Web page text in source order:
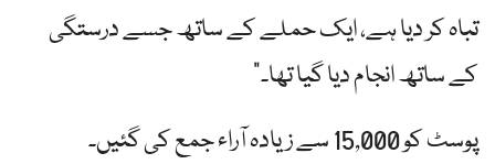
تباہ کر دیا ہے، ایک حملے کے ساتھ جسے درستگی
کے ساتھ انجام دیا گیا تھا۔”
پوسٹ کو 15,000 سے زیادہ آراء جمع کی گئیں۔